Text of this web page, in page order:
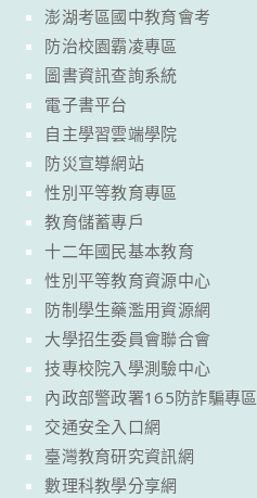
澎湖考區國中教育會考
防治校園霸凌專區
圖書資訊查詢系統
電子書平台
自主學習雲端學院
防災宣導網站
性別平等教育專區
教育儲蓄專戶
十二年國民基本教育
性別平等教育資源中心
防制學生藥濫用資源網
大學招生委員會聯合會
技專校院入學測驗中心
內政部警政署165防詐騙專區
交通安全入口網
臺灣教育研究資訊網
數理科教學分享網